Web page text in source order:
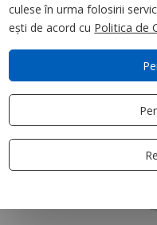
culese în urma folosirii
ești de acord cu Politica de